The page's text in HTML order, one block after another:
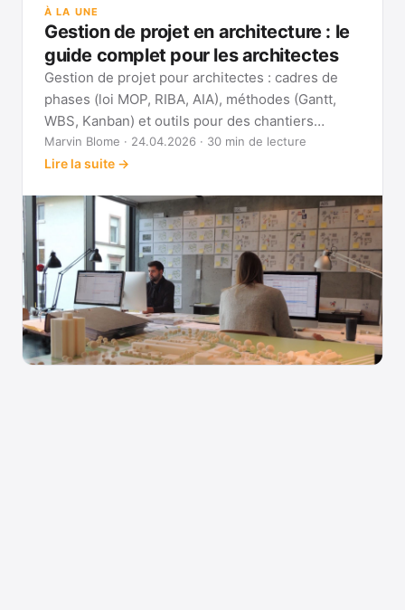
À LA UNE
Gestion de projet en architecture : le
guide complet pour les architectes
Gestion de projet pour architectes : cadres de
phases (loi MOP, RIBA, AIA), méthodes (Gantt,
WBS, Kanban) et outils pour des chantiers
réellement pilotables.
Marvin Blome · 24.04.2026 · 30 min de lecture
Lire la suite →